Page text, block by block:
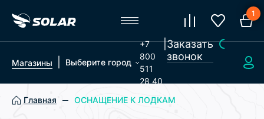
1
Магазины Выберите город
+7
800
511
28 40
|Заказать
звонок
Главная ОСНАЩЕНИЕ К ЛОДКАМ